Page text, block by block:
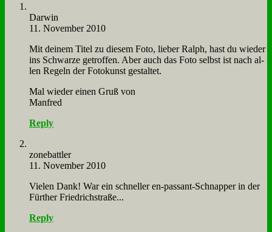
Dar­win
11. November 2010
Mit dei­nem Ti­tel zu die­sem Fo­to, lie­ber Ralph, hast du wie­der
ins Schwar­ze ge­trof­fen. Aber auch das Fo­to selbst ist nach al­
len Re­geln der Fo­to­kunst ge­stal­tet.
Mal wie­der ei­nen Gruß von
Man­fred
Reply
zone­batt­ler
11. November 2010
Vie­len Dank! War ein schnel­ler en-pas­sant-Schnap­per in der
Für­ther Fried­rich­stra­ße...
Reply